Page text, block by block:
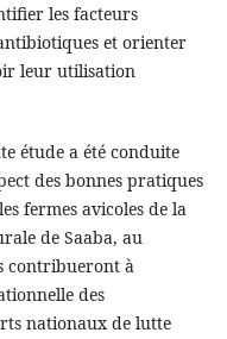
les facteurs
et orienter
leur utilisation
étude a été conduite
des bonnes pratiques
fermes avicoles de la
de Saaba, au
contribueront à
des
nationaux de lutte